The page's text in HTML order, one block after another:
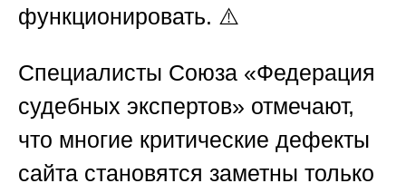
функционировать. ⚠️
Специалисты Союза «Федерация
судебных экспертов» отмечают,
что многие критические дефекты
сайта становятся заметны только